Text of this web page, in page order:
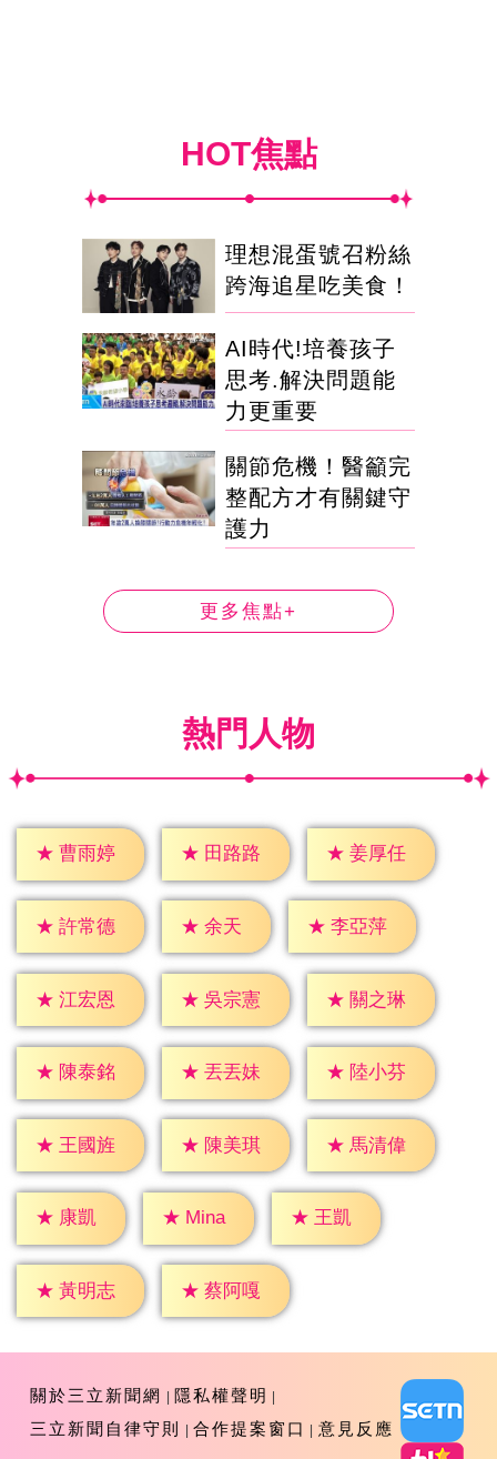
HOT焦點
理想混蛋號召粉絲
跨海追星吃美食！
AI時代!培養孩子
思考.解決問題能
力更重要
關節危機！醫籲完
整配方才有關鍵守
護力
更多焦點+
熱門人物
★ 曹雨婷 ★ 田路路 ★ 姜厚任
★ 許常德 ★ 余天 ★ 李亞萍
★ 江宏恩 ★ 吳宗憲 ★ 關之琳
★ 陳泰銘 ★ 丟丟妹 ★ 陸小芬
★ 王國旌 ★ 陳美琪 ★ 馬清偉
★ 康凱 ★ Mina ★ 王凱
★ 黃明志 ★ 蔡阿嘎
關於三立新聞網
隱私權聲明
三立新聞自律守則
合作提案窗口 意見反應